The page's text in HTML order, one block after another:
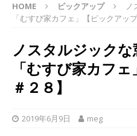
HOME ピックアップ
ノ
「むすび家カフェ」【ピックアップ
ノスタルジック
「むすび家カフ
＃２８】
2019年6月9日 meg